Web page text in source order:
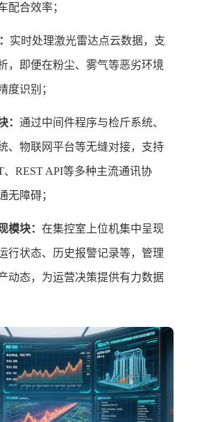
配合效率；
实时处理激光雷达点云数据，支
，即便在粉尘、雾气等恶劣环境
度识别；
： 通过中间件程序与检斤系统、
、物联网平台等无缝对接，支持
REST API等多种主流通讯协
无障碍；
模块： 在集控室上位机集中呈现
行状态、历史报警记录等，管理
动态，为运营决策提供有力数据